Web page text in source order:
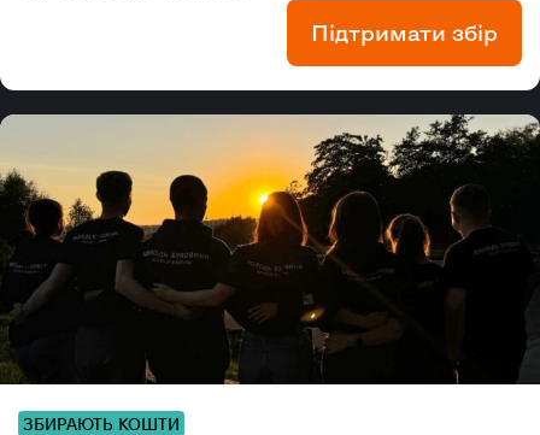
Підтримати збір
ЗБИРАЮТЬ КОШТИ